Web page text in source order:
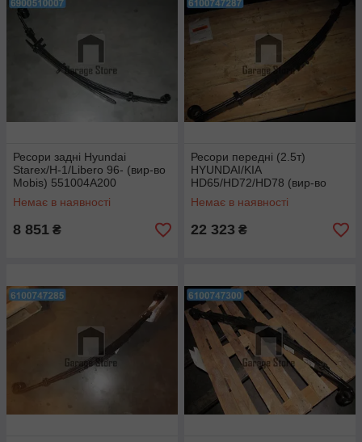
Ресори задні Hyundai
Starex/H-1/Libero 96- (вир-во
Mobis) 551004A200
Немає в наявності
8 851 ₴
Ресори передні (2.5т)
HYUNDAI/KIA
HD65/HD72/HD78 (вир-во
Mobis) 541005K000
Немає в наявності
22 323 ₴